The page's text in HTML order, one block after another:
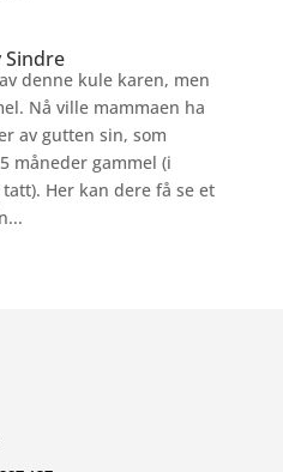
denne kule karen, men
Nå ville mammaen ha
av gutten sin, som
måneder gammel (i
Her kan dere få se et